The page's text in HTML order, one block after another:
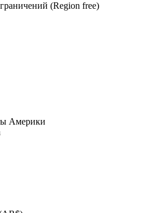
(Region free)
Америки